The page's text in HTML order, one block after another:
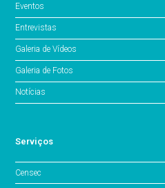
Eventos
Entrevistas
Galeria de Vídeos
Galeria de Fotos
Notícias
Serviços
Censec